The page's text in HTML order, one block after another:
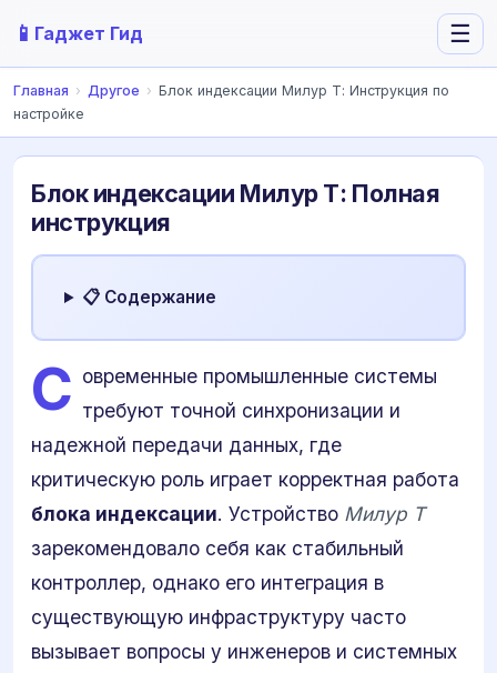
📱 Гаджет Гид ☰
Главная › Другое › Блок индексации Милур Т: Инструкция по
настройке
Блок индексации Милур Т: Полная
инструкция
📋 Содержание
С овременные промышленные системы
требуют точной синхронизации и
надежной передачи данных, где
критическую роль играет корректная работа
блока индексации. Устройство Милур Т
зарекомендовало себя как стабильный
контроллер, однако его интеграция в
существующую инфраструктуру часто
вызывает вопросы у инженеров и системных